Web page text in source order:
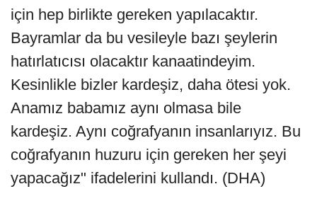
için hep birlikte gereken yapılacaktır.
Bayramlar da bu vesileyle bazı şeylerin
hatırlatıcısı olacaktır kanaatindeyim.
Kesinlikle bizler kardeşiz, daha ötesi yok.
Anamız babamız aynı olmasa bile
kardeşiz. Aynı coğrafyanın insanlarıyız. Bu
coğrafyanın huzuru için gereken her şeyi
yapacağız" ifadelerini kullandı. (DHA)